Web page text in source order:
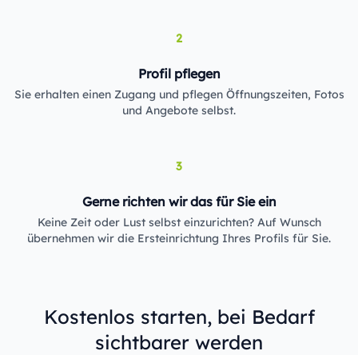
2
Profil pflegen
Sie erhalten einen Zugang und pflegen Öffnungszeiten, Fotos
und Angebote selbst.
3
Gerne richten wir das für Sie ein
Keine Zeit oder Lust selbst einzurichten? Auf Wunsch
übernehmen wir die Ersteinrichtung Ihres Profils für Sie.
Kostenlos starten, bei Bedarf
sichtbarer werden